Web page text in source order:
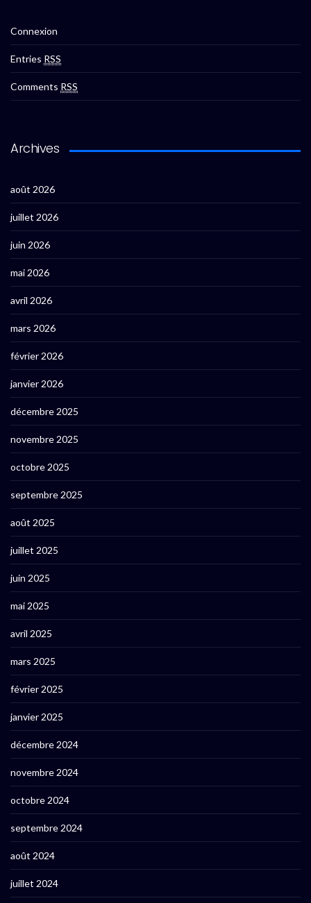
Connexion
Entries RSS
Comments RSS
Archives
août 2026
juillet 2026
juin 2026
mai 2026
avril 2026
mars 2026
février 2026
janvier 2026
décembre 2025
novembre 2025
octobre 2025
septembre 2025
août 2025
juillet 2025
juin 2025
mai 2025
avril 2025
mars 2025
février 2025
janvier 2025
décembre 2024
novembre 2024
octobre 2024
septembre 2024
août 2024
juillet 2024